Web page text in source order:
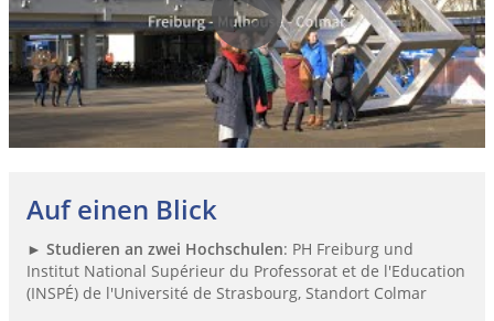
Auf einen Blick
► Studieren an zwei Hochschulen: PH Freiburg und
Institut National Supérieur du Professorat et de l'Education
(INSPÉ) de l'Université de Strasbourg, Standort Colmar